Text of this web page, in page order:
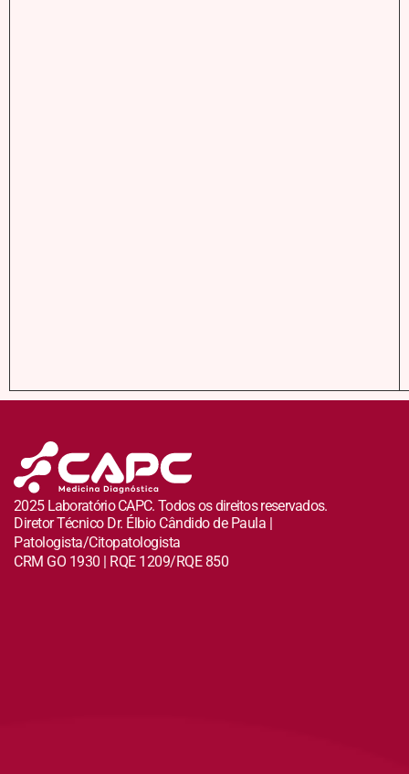
2025 Laboratório CAPC. Todos os direitos reservados.
Diretor Técnico Dr. Élbio Cândido de Paula |
Patologista/Citopatologista
CRM GO 1930 | RQE 1209/RQE 850